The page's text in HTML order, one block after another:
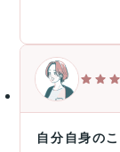
自分自身の